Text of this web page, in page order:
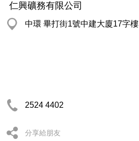
仁興礦務有限公司
中環 畢打街1號中建大廈17字樓
2524 4402
分享給朋友